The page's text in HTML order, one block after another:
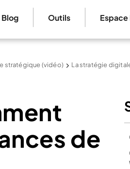
Blog Outils
stratégique (vidéo) La stratégie
de